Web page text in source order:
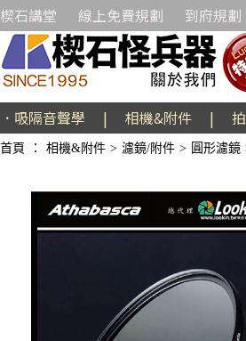
楔石講堂 線上免費規劃 到府規劃
．吸隔音聲學 | 相機&附件 |
首頁 ： 相機&附件 > 濾鏡/附件 > 圓形濾鏡